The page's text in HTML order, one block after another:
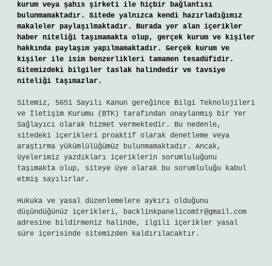
kurum veya şahıs şirketi ile hiçbir bağlantısı
bulunmamaktadır. Sitede yalnızca kendi hazırladığımız
makaleler paylaşılmaktadır. Burada yer alan içerikler
haber niteliği taşımamakta olup, gerçek kurum ve kişiler
hakkında paylaşım yapılmamaktadır. Gerçek kurum ve
kişiler ile isim benzerlikleri tamamen tesadüfidir.
Sitemizdeki bilgiler taslak halindedir ve tavsiye
niteliği taşımazlar.
Sitemiz, 5651 Sayılı Kanun gereğince Bilgi Teknolojileri
ve İletişim Kurumu (BTK) tarafından onaylanmış bir Yer
Sağlayıcı olarak hizmet vermektedir. Bu nedenle,
sitedeki içerikleri proaktif olarak denetleme veya
araştırma yükümlülüğümüz bulunmamaktadır. Ancak,
üyelerimiz yazdıkları içeriklerin sorumluluğunu
taşımakta olup, siteye üye olarak bu sorumluluğu kabul
etmiş sayılırlar.
Hukuka ve yasal düzenlemelere aykırı olduğunu
düşündüğünüz içerikleri, backlinkpanelicomtr@gmail.com
adresine bildirmeniz halinde, ilgili içerikler yasal
süre içerisinde sitemizden kaldırılacaktır.